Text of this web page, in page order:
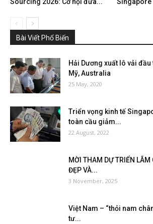
Bài Viết Phổ Biến
Hải Dương xuất lô vải
Mỹ, Australia
25 May, 2020
Triển vọng kinh tế
toàn cầu giảm...
22 August, 2022
MỜI THAM DỰ TRIỂN LÃM
ĐẸP VÀ...
3 November, 2025
Việt Nam – “thỏi nam
tư...